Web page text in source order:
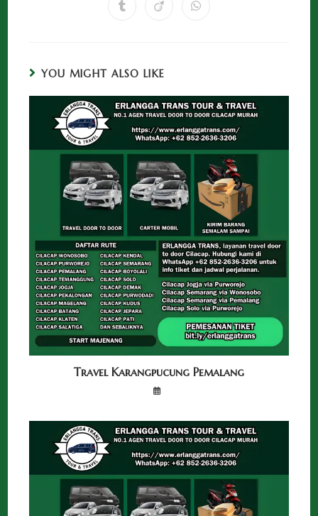
YOU MIGHT ALSO LIKE
Travel Karangpucung Pemalang